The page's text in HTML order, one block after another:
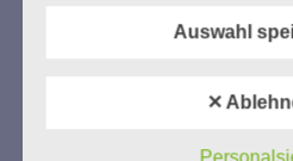
Zum 13. Monat des
Gedenken als Erinnerung für
Vom 20. April bis 14. Juni 2026
Verarbeitung ist
Vorgang oder jede
Auswahl
✕